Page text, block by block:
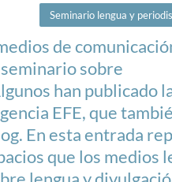
Seminario lengua y
de
sobre
han publicado
EFE, que
En esta entrada
que los medios